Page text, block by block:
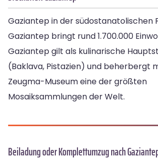
Gaziantep in der südostanatolischen
Gaziantep bringt rund 1.700.000
Gaziantep gilt als kulinarische
(Baklava, Pistazien) und beherbergt
Zeugma-Museum eine der größten
Mosaiksammlungen der Welt.
Beiladung oder Komplettumzug nach